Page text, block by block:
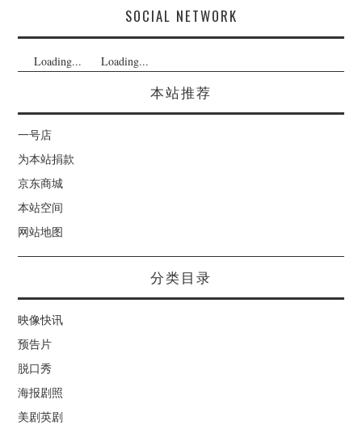
SOCIAL NETWORK
Loading... Loading...
本站推荐
一号店
为本站捐款
京东商城
本站空间
网站地图
分类目录
映像快讯
预告片
脱口秀
海报剧照
美剧英剧